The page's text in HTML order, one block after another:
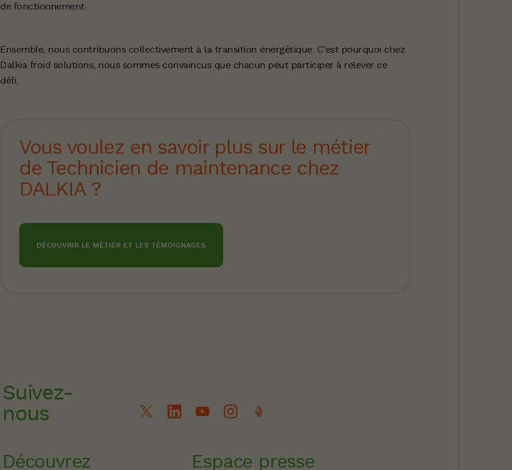
de fonctionnement.
Ensemble, nous contribuons collectivement à la transition énergétique. C'est pourquoi chez
Dalkia froid solutions, nous sommes convaincus que chacun peut participer à relever ce
défi.
Vous voulez en savoir plus sur le métier
de Technicien de maintenance chez
DALKIA ?
DÉCOUVRIR LE MÉTIER ET LES TÉMOIGNAGES
Suivez-
nous
Découvrez Espace presse